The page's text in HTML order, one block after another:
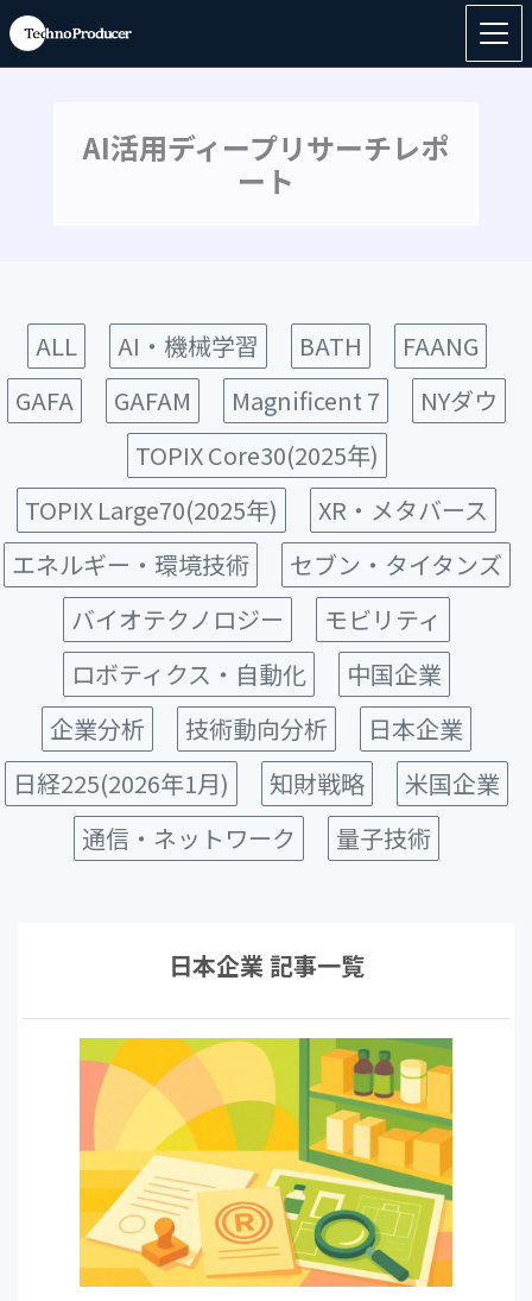
AI活用ディープリサーチレポ
ート
ALL AI・機械学習 BATH
FAANG
GAFA
GAFAM Magnificent 7
NYダウ
TOPIX Core30(2025年)
TOPIX Large70(2025年)
XR・メタバース
エネルギー・環境技術
セブン・タイタンズ
バイオテクノロジー
モビリティ
ロボティクス・自動化
中国企業
企業分析
技術動向分析
日本企業
日経225(2026年1月)
知財戦略
米国企業
通信・ネットワーク
量子技術
日本企業 記事一覧